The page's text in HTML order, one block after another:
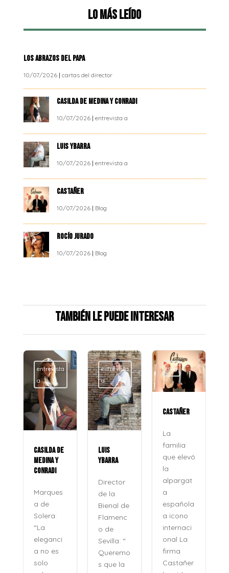
Lo más leído
LOS ABRAZOS DEL PAPA
10/07/2026| cartas del director
CASILDA DE MEDINA Y CONRADI
10/07/2026| entrevista a
LUIS YBARRA
10/07/2026| entrevista a
CASTAÑER
10/07/2026| Blog
ROCÍO JURADO
10/07/2026| Blog
También le puede interesar
entrevista
a
CASILDA DE
MEDINA Y
CONRADI
Marques
a de
Solera:
“La
eleganci
a no es
solo
entrevista
a
LUIS
YBARRA
Director
de la
Bienal de
Flamenc
o de
Sevilla: “
Queremo
s que la
Blog
CASTAÑER
La
familia
que elevó
la
alpargat
a
española
a icono
internaci
onal La
firma
Castañer